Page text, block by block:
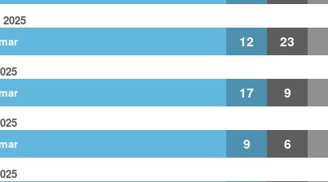
12 23
17 9
9 6